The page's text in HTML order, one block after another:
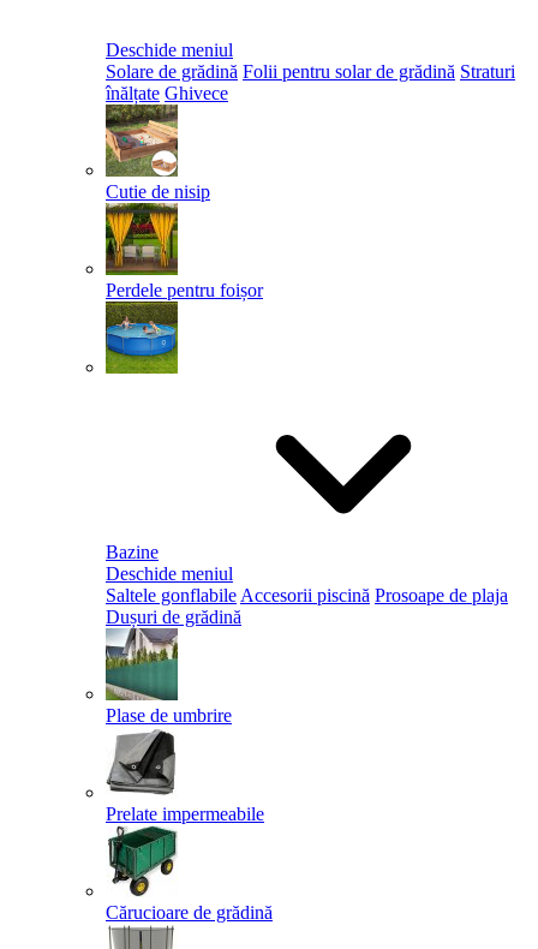
Deschide meniul
Solare de grădină Folii pentru solar de grădină Straturi
înălțate Ghivece
Cutie de nisip
Perdele pentru foișor
Bazine
Deschide meniul
Saltele gonflabile Accesorii piscină Prosoape de plaja
Dușuri de grădină
Plase de umbrire
Prelate impermeabile
Cărucioare de grădină